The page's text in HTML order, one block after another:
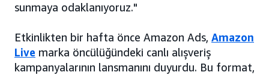
sunmaya odaklanıyoruz."
Etkinlikten bir hafta önce Amazon Ads, Amazon
Live marka öncülüğündeki canlı alışveriş
kampanyalarının lansmanını duyurdu. Bu format,